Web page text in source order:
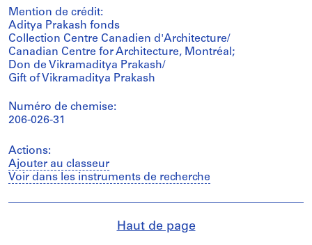
Mention de crédit:
Aditya Prakash fonds
Collection Centre Canadien d'Architecture/
Canadian Centre for Architecture, Montréal;
Don de Vikramaditya Prakash/
Gift of Vikramaditya Prakash
Numéro de chemise:
206-026-31
Actions:
Ajouter au classeur
Voir dans les instruments de recherche
Haut de page